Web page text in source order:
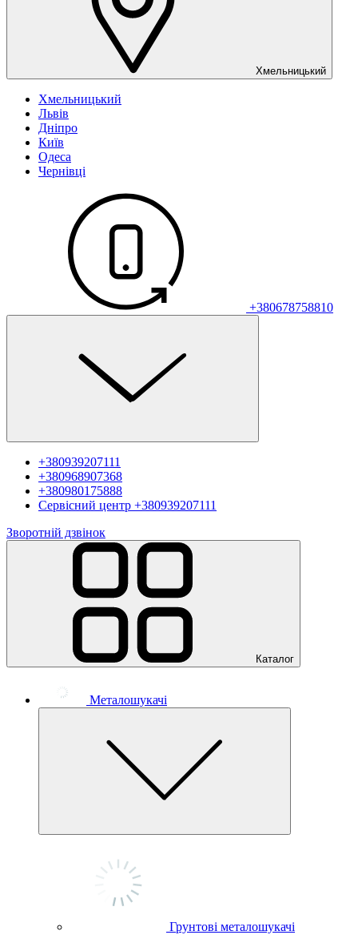
Хмельницький
Хмельницький
Львів
Дніпро
Київ
Одеса
Чернівці
+380678758810
+380939207111
+380968907368
+380980175888
Сервісний центр +380939207111
Зворотній дзвінок
Каталог
Металошукачі
Грунтові металошукачі